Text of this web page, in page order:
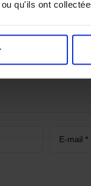
qu'ils ont
Les champs